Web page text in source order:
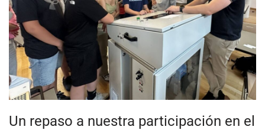
Un repaso a nuestra participación en el